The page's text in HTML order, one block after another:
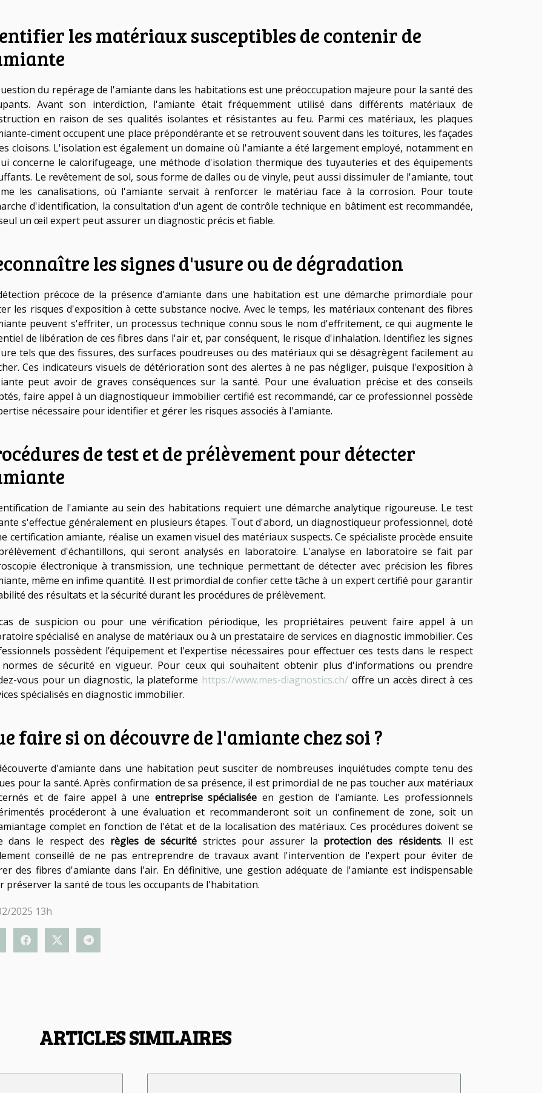
les matériaux susceptibles de contenir de
du repérage de l'amiante dans les habitations est une préoccupation majeure pour la santé des
Avant son interdiction, l'amiante était fréquemment utilisé dans différents matériaux de
en raison de ses qualités isolantes et résistantes au feu. Parmi ces matériaux, les plaques
ciment occupent une place prépondérante et se retrouvent souvent dans les toitures, les façades
cloisons. L'isolation est également un domaine où l'amiante a été largement employé, notamment en
concerne le calorifugeage, une méthode d'isolation thermique des tuyauteries et des équipements
Le revêtement de sol, sous forme de dalles ou de vinyle, peut aussi dissimuler de l'amiante, tout
les canalisations, où l'amiante servait à renforcer le matériau face à la corrosion. Pour toute
d'identification, la consultation d'un agent de contrôle technique en bâtiment est recommandée,
un œil expert peut assurer un diagnostic précis et fiable.
les signes d'usure ou de dégradation
précoce de la présence d'amiante dans une habitation est une démarche primordiale pour
les risques d'exposition à cette substance nocive. Avec le temps, les matériaux contenant des fibres
peuvent s'effriter, un processus technique connu sous le nom d'effritement, ce qui augmente le
de libération de ces fibres dans l'air et, par conséquent, le risque d'inhalation. Identifiez les signes
tels que des fissures, des surfaces poudreuses ou des matériaux qui se désagrègent facilement au
Ces indicateurs visuels de détérioration sont des alertes à ne pas négliger, puisque l'exposition à
peut avoir de graves conséquences sur la santé. Pour une évaluation précise et des conseils
faire appel à un diagnostiqueur immobilier certifié est recommandé, car ce professionnel possède
nécessaire pour identifier et gérer les risques associés à l'amiante.
de test et de prélèvement pour détecter
de l'amiante au sein des habitations requiert une démarche analytique rigoureuse. Le test
s'effectue généralement en plusieurs étapes. Tout d'abord, un diagnostiqueur professionnel, doté
certification amiante, réalise un examen visuel des matériaux suspects. Ce spécialiste procède ensuite
d'échantillons, qui seront analysés en laboratoire. L'analyse en laboratoire se fait par
électronique à transmission, une technique permettant de détecter avec précision les fibres
même en infime quantité. Il est primordial de confier cette tâche à un expert certifié pour garantir
des résultats et la sécurité durant les procédures de prélèvement.
de suspicion ou pour une vérification périodique, les propriétaires peuvent faire appel à un
spécialisé en analyse de matériaux ou à un prestataire de services en diagnostic immobilier. Ces
possèdent l’équipement et l'expertise nécessaires pour effectuer ces tests dans le respect
normes de sécurité en vigueur. Pour ceux qui souhaitent obtenir plus d'informations ou prendre
vous pour un diagnostic, la plateforme https://www.mes-diagnostics.ch/ offre un accès direct à ces
spécialisés en diagnostic immobilier.
faire si on découvre de l'amiante chez soi ?
d'amiante dans une habitation peut susciter de nombreuses inquiétudes compte tenu des
pour la santé. Après confirmation de sa présence, il est primordial de ne pas toucher aux matériaux
et de faire appel à une entreprise spécialisée en gestion de l'amiante. Les professionnels
procéderont à une évaluation et recommanderont soit un confinement de zone, soit un
complet en fonction de l'état et de la localisation des matériaux. Ces procédures doivent se
dans le respect des règles de sécurité strictes pour assurer la protection des résidents. Il est
conseillé de ne pas entreprendre de travaux avant l'intervention de l'expert pour éviter de
des fibres d'amiante dans l'air. En définitive, une gestion adéquate de l'amiante est indispensable
préserver la santé de tous les occupants de l'habitation.
2025 13h
ARTICLES SIMILAIRES